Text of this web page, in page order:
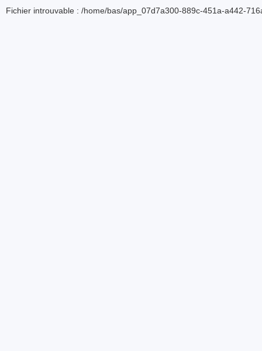
Fichier introuvable : /home/bas/app_07d7a300-889c-451a-a442-